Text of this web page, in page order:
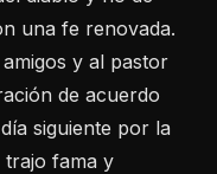
una fe renovada.
y al pastor
de acuerdo
siguiente por la
trajo fama y